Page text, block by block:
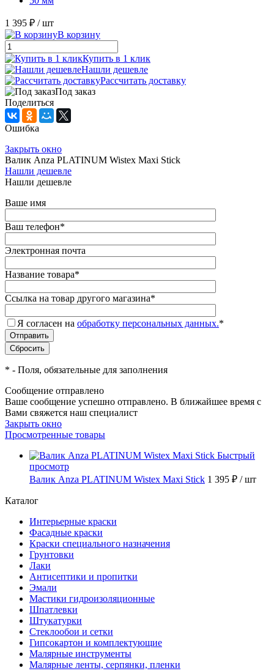
1 395 ₽ / шт
В корзину
Купить в 1 клик
Нашли дешевле
Рассчитать доставку
Под заказ
Поделиться
Ошибка
Закрыть окно
Валик Anza PLATINUM Wistex Maxi Stick
Нашли дешевле
Нашли дешевле
Ваше имя
Ваш телефон*
Электронная почта
Название товара*
Ссылка на товар другого магазина*
Я согласен на обработку персональных данных.*
* - Поля, обязательные для заполнения
Сообщение отправлено
Ваше сообщение успешно отправлено. В ближайшее время с
Вами свяжется наш специалист
Закрыть окно
Просмотренные товары
Быстрый
просмотр
Валик Anza PLATINUM Wistex Maxi Stick 1 395 ₽ / шт
Каталог
Интерьерные краски
Фасадные краски
Краски специального назначения
Грунтовки
Лаки
Антисептики и пропитки
Эмали
Мастики гидроизоляционные
Шпатлевки
Штукатурки
Стеклообои и сетки
Гипсокартон и комплектующие
Малярные инструменты
Малярные ленты, серпянки, пленки